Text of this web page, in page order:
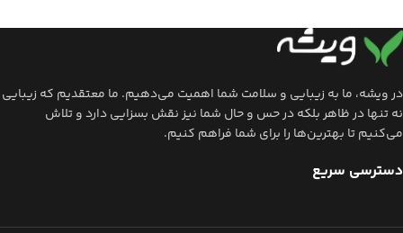
در ویشه، ما به زیبایی و سلامت شما اهمیت می‌دهیم. ما معتقدیم که زیبایی
نه تنها در ظاهر بلکه در حس و حال شما نیز نقش بسزایی دارد و تلاش
می‌کنیم تا بهترین‌ها را برای شما فراهم کنیم.
دسترسی سریع